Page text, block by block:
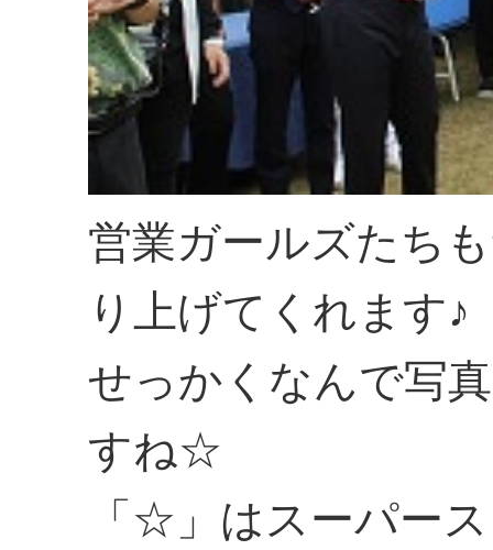
営業ガールズたち
り上げてくれます♪
せっかくなんで写
すね☆
「☆」はスーパー